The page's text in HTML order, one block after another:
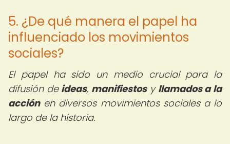
5. ¿De qué manera el papel ha
influenciado los movimientos
sociales?
El papel ha sido un medio crucial para la
difusión de ideas, manifiestosy llamados a la
acciónen diversos movimientos sociales a lo
largo de la historia.